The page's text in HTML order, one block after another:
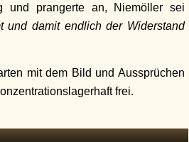
und prangerte an, Niemöller sei
und damit endlich der Widerstand
mit dem Bild und Aussprüchen
frei.